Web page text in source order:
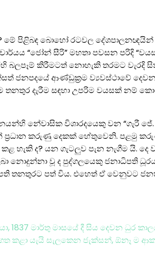
මේ පිළිබඳ බොහෝ රටවල
“ජෝන් සීරි” මහතා පවසන පරිදි
බලපෑම් කිරීමටත් නොහැකි තරමට
ජනපදයේ ආණ්ඩුක්‍රම ව්‍යවස්ථාවේ
දැරීම සඳහා උපරිම වයසක් නම්
නේවාසික විශාරදයෙකු වන “ගැරී
කරුණු දෙකක් හේතුවෙනි. පළමු
හැකි ද? යන ගැටලුව පැන නැගීම යි.
නොදුන්නා වූ ද පුද්ගලයෙකු ජනාධිපති
තනතුරට පත් විය. එහෙත් ඒ වෙනුවට
1837 මාර්තු මාසයේ දී සිය දෙවන
යැයි සැලකෙන ජැක්සන්, ඕනෑ ම